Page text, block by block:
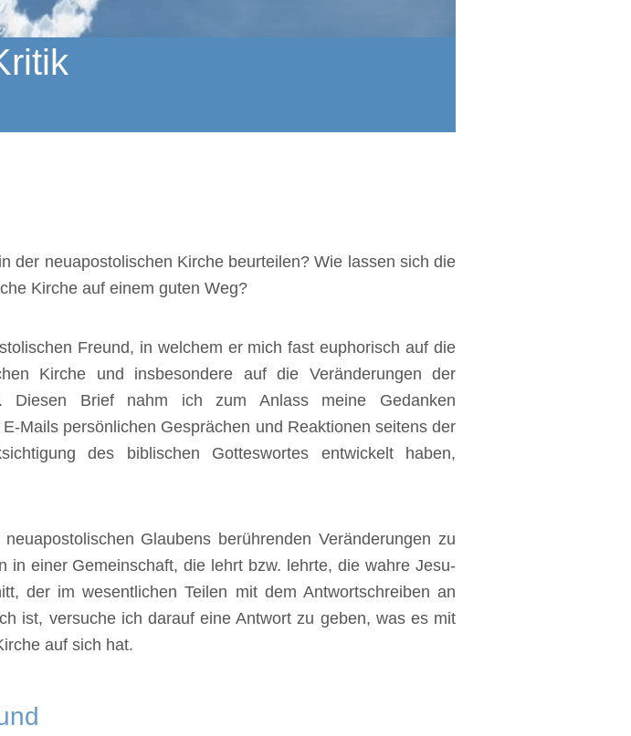
der neuapostolischen Kirche beurteilen? Wie lassen sich die
Kirche auf einem guten Weg?
Freund, in welchem er mich fast euphorisch auf die
Kirche und insbesondere auf die Veränderungen der
Diesen Brief nahm ich zum Anlass meine Gedanken
Mails persönlichen Gesprächen und Reaktionen seitens der
des biblischen Gotteswortes entwickelt haben,
Glaubens berührenden Veränderungen zu
in einer Gemeinschaft, die lehrt bzw. lehrte, die wahre Jesu-
der im wesentlichen Teilen mit dem Antwortschreiben an
ist, versuche ich darauf eine Antwort zu geben, was es mit
auf sich hat.